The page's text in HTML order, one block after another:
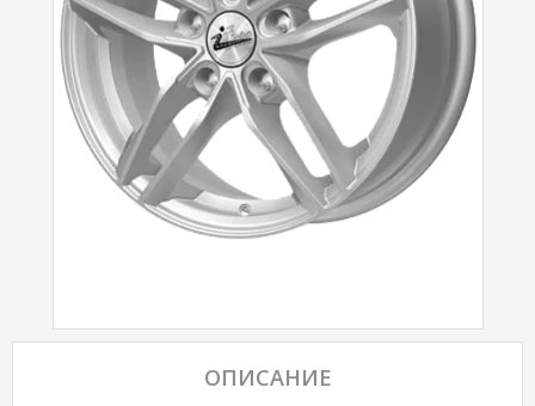
ОПИСАНИЕ